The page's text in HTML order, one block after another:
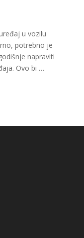
u vozilu
potrebno je
napraviti
Ovo bi …